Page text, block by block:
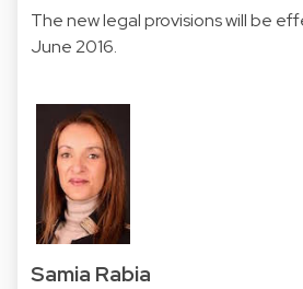
The new legal provisions will be
June 2016.
Samia Rabia